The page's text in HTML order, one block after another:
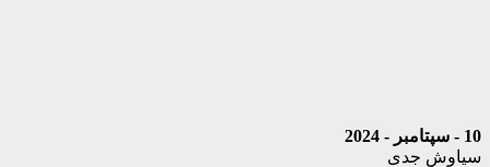
10 - سپتامبر - 2024
سیاوش جدی